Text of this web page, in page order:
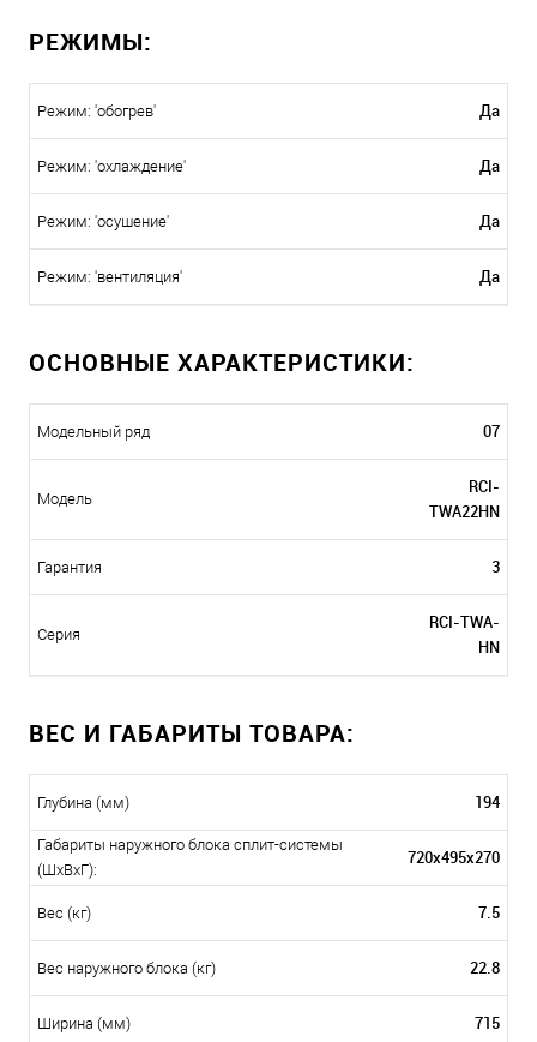
РЕЖИМЫ:
Режим: 'обогрев' Да
Режим: 'охлаждение' Да
Режим: 'осушение' Да
Режим: 'вентиляция' Да
ОСНОВНЫЕ ХАРАКТЕРИСТИКИ:
Модельный ряд 07
Модель
RCI-
TWA22HN
Гарантия 3
Серия
RCI-TWA-
HN
ВЕС И ГАБАРИТЫ ТОВАРА:
Глубина (мм) 194
Габариты наружного блока сплит-системы
(ШxВxГ):
720x495x270
Вес (кг) 7.5
Вес наружного блока (кг) 22.8
Ширина (мм) 715